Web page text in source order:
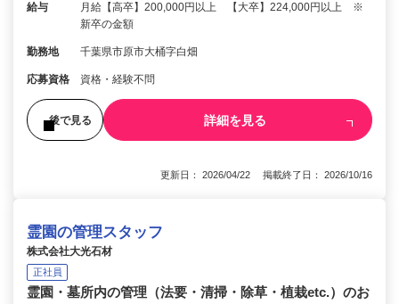
給与
月給【高卒】200,000円以上 【大卒】224,000円以上 ※
新卒の金額
勤務地 千葉県市原市大桶字白畑
応募資格 資格・経験不問
後で見る 詳細を見る
更新日： 2026/04/22 掲載終了日： 2026/10/16
霊園の管理スタッフ
株式会社大光石材
正社員
霊園・墓所内の管理（法要・清掃・除草・植栽etc.）のお